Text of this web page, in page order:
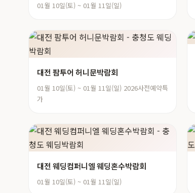
01월 10일(토) ~ 01월 11일(일)
대전 팜투어 허니문박람회
01월 10일(토) ~ 01월 11일(일) 2026사전예약특
가
대전 웨딩컴퍼니엘 웨딩혼수박람회
01월 10일(토) ~ 01월 11일(일)